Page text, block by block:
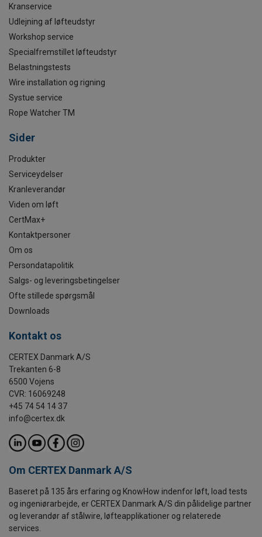
Kranservice
Udlejning af løfteudstyr
Workshop service
Specialfremstillet løfteudstyr
Belastningstests
Wire installation og rigning
Systue service
Rope Watcher TM
Sider
Produkter
Serviceydelser
Kranleverandør
Viden om løft
CertMax+
Kontaktpersoner
Om os
Persondatapolitik
Salgs- og leveringsbetingelser
Ofte stillede spørgsmål
Downloads
Kontakt os
CERTEX Danmark A/S
Trekanten 6-8
6500 Vojens
CVR: 16069248
+45 74 54 14 37
info@certex.dk
Om CERTEX Danmark A/S
Baseret på 135 års erfaring og KnowHow indenfor løft, load tests
og ingeniørarbejde, er CERTEX Danmark A/S din pålidelige partner
og leverandør af stålwire, løfteapplikationer og relaterede
services.